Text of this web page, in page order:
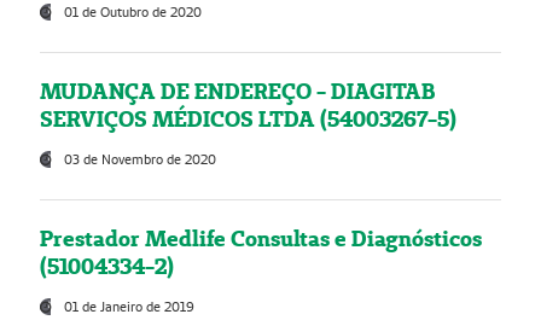
01 de Outubro de 2020
MUDANÇA DE ENDEREÇO - DIAGITAB
SERVIÇOS MÉDICOS LTDA (54003267-5)
03 de Novembro de 2020
Prestador Medlife Consultas e Diagnósticos
(51004334-2)
01 de Janeiro de 2019